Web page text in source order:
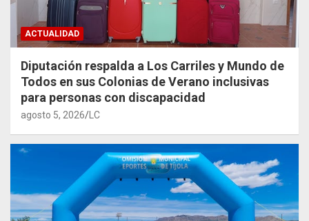
ACTUALIDAD
Diputación respalda a Los Carriles y Mundo de
Todos en sus Colonias de Verano inclusivas
para personas con discapacidad
agosto 5, 2026 LC